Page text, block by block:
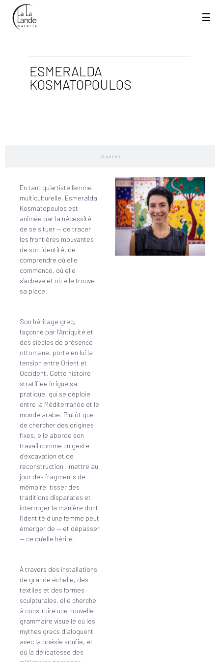
ESMERALDA
KOSMATOPOULOS
Œuvres
En tant qu’artiste femme
multiculturelle, Esmeralda
Kosmatopoulos est
animée par la nécessité
de se situer — de tracer
les frontières mouvantes
de son identité, de
comprendre où elle
commence, où elle
s’achève et où elle trouve
sa place.
Son héritage grec,
façonné par l’Antiquité et
des siècles de présence
ottomane, porte en lui la
tension entre Orient et
Occident. Cette histoire
stratifiée irrigue sa
pratique, qui se déploie
entre la Méditerranée et le
monde arabe. Plutôt que
de chercher des origines
fixes, elle aborde son
travail comme un geste
d’excavation et de
reconstruction : mettre au
jour des fragments de
mémoire, tisser des
traditions disparates et
interroger la manière dont
l’identité d’une femme peut
émerger de — et dépasser
— ce qu’elle hérite.
À travers des installations
de grande échelle, des
textiles et des formes
sculpturales, elle cherche
à construire une nouvelle
grammaire visuelle où les
mythes grecs dialoguent
avec la poésie soufie, et
où la délicatesse des